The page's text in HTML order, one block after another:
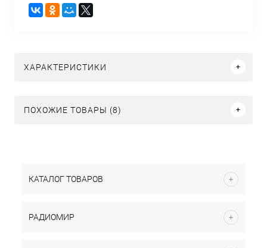
ХАРАКТЕРИСТИКИ
ПОХОЖИЕ ТОВАРЫ (8)
КАТАЛОГ ТОВАРОВ
РАДИОМИР